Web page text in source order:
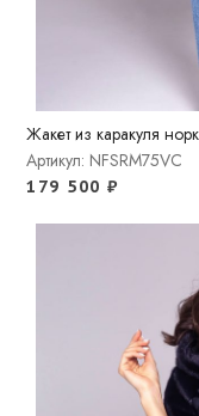
Жакет из каракуля
Артикул: NFSRM75VC
179 500₽